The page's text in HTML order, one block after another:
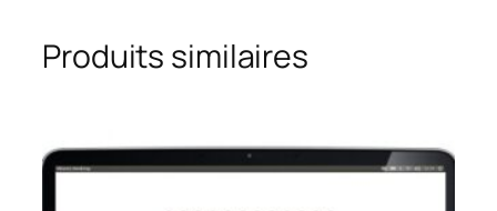
Produits similaires